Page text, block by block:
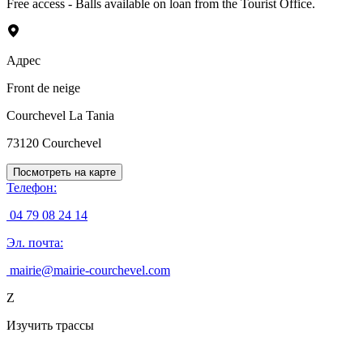
Free access - Balls available on loan from the Tourist Office.
Адрес
Front de neige
Courchevel La Tania
73120 Courchevel
Посмотреть на карте
Телефон:
04 79 08 24 14
Эл. почта:
mairie@mairie-courchevel.com
Z
Изучить трассы